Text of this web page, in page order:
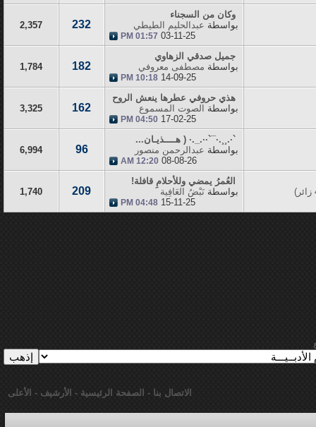
وكان من السجناء
بواسطة عبدالحليم الطيطي
03-11-25
01:57 PM
232
2,357
جميل صدقي الزهاوي
بواسطة مصطفى معروفي
14-09-25
10:18 PM
182
1,784
هذي حروفي عطرها ينعش الروح
بواسطة الصوت المسموع
17-02-25
04:50 PM
162
3,325
`·.¸¸.·¯`··._.· ( هــــذيـان...
بواسطة عبدالرحمن منصور
08-08-26
12:20 AM
96
6,994
العُمرُ يمضي وللأحلامِ قافلة!
بواسطة نَبْضُ العَافِية
15-11-25
04:48 PM
209
1,740
الاتصال بنا - الصفحة الرئيسية - الأرشيف - الأعلى